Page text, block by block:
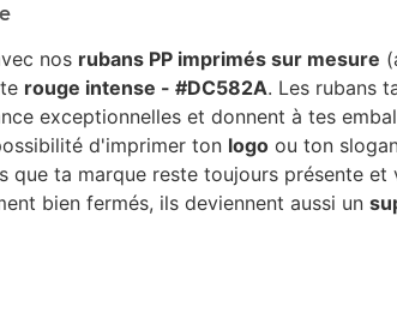
nos rubans PP imprimés sur mesure
rouge intense - #DC582A. Les rubans
exceptionnelles et donnent à tes
d'imprimer ton logo ou ton
que ta marque reste toujours présente et
bien fermés, ils deviennent aussi un